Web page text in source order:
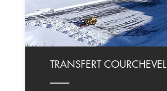
TRANSFERT COURCHEVEL